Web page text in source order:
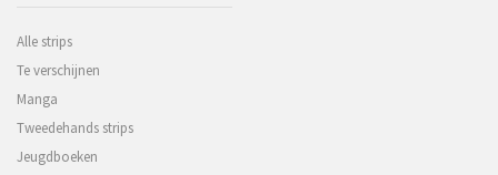
Alle strips
Te verschijnen
Manga
Tweedehands strips
Jeugdboeken